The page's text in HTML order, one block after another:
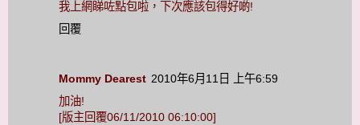
我上網睇咗點包啦，下次應該包得好啲!
回覆
Mommy Dearest 2010年6月11日 上午6:59
加油!
[版主回覆06/11/2010 06:10:00]